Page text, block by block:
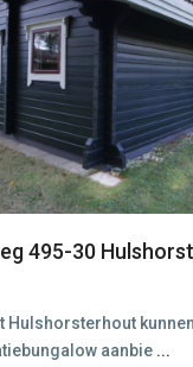
495-30 Hulshorst
Hulshorsterhout
aanbie ...